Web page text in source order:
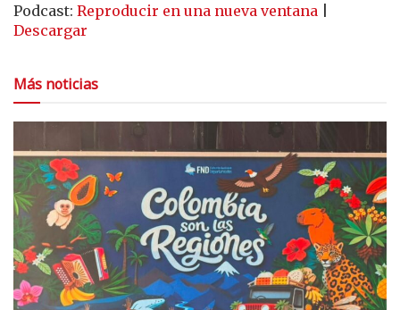
Podcast: Reproducir en una nueva ventana
Descargar
Más noticias